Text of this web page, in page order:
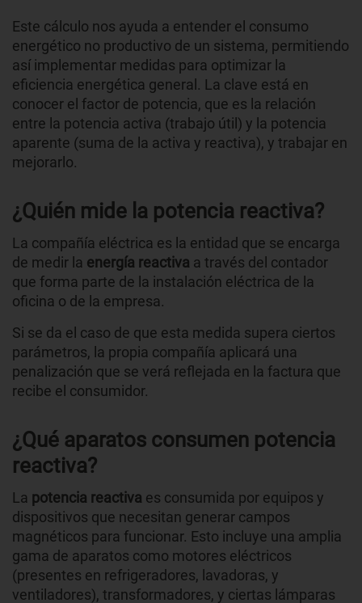
Este cálculo nos ayuda a entender el consumo
energético no productivo de un sistema, permitiendo
así implementar medidas para optimizar la
eficiencia energética general. La clave está en
conocer el factor de potencia, que es la relación
entre la potencia activa (trabajo útil) y la potencia
aparente (suma de la activa y reactiva), y trabajar en
mejorarlo.
¿Quién mide la potencia reactiva?
La compañía eléctrica es la entidad que se encarga
de medir la energía reactiva a través del contador
que forma parte de la instalación eléctrica de la
oficina o de la empresa.
Si se da el caso de que esta medida supera ciertos
parámetros, la propia compañía aplicará una
penalización que se verá reflejada en la factura que
recibe el consumidor.
¿Qué aparatos consumen potencia
reactiva?
La potencia reactiva es consumida por equipos y
dispositivos que necesitan generar campos
magnéticos para funcionar. Esto incluye una amplia
gama de aparatos como motores eléctricos
(presentes en refrigeradores, lavadoras, y
ventiladores), transformadores, y ciertas lámparas